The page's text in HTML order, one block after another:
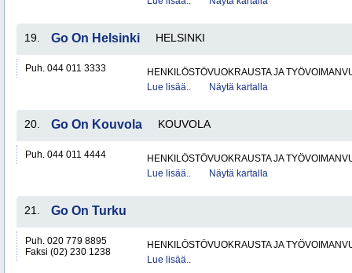
19. Go On Helsinki HELSINKI
Puh. 044 011 3333
HENKILÖSTÖVUOKRAUSTA JA
Lue lisää..
Näytä kartalla
20. Go On Kouvola KOUVOLA
Puh. 044 011 4444
HENKILÖSTÖVUOKRAUSTA JA
Lue lisää..
Näytä kartalla
21. Go On Turku
Puh. 020 779 8895
Faksi (02) 230 1238
HENKILÖSTÖVUOKRAUSTA JA
Lue lisää..